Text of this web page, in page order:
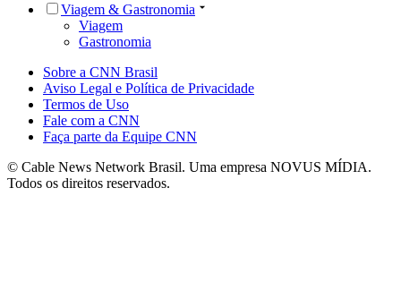
Viagem & Gastronomia
Viagem
Gastronomia
Sobre a CNN Brasil
Aviso Legal e Política de Privacidade
Termos de Uso
Fale com a CNN
Faça parte da Equipe CNN
© Cable News Network Brasil. Uma empresa NOVUS MÍDIA.
Todos os direitos reservados.